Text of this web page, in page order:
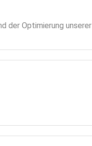
der Optimierung unserer